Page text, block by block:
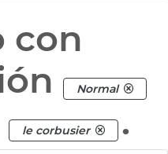
con
Normal
le corbusier .